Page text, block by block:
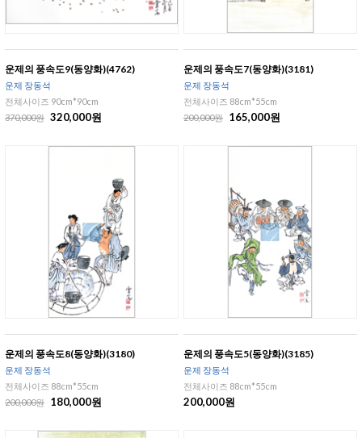
운제의 풍속도9(동양화)(4762)
운제 장동석
전체사이즈 90cm*90cm
370,000원 320,000원
운제의 풍속도7(동양화)(3181)
운제 장동석
전체사이즈 88cm*55cm
200,000원
165,000원
운제의 풍속도8(동양화)(3180)
운제 장동석
전체사이즈 88cm*55cm
200,000원
180,000원
운제의 풍속도5(동양화)(3185)
운제 장동석
전체사이즈 88cm*55cm
200,000원